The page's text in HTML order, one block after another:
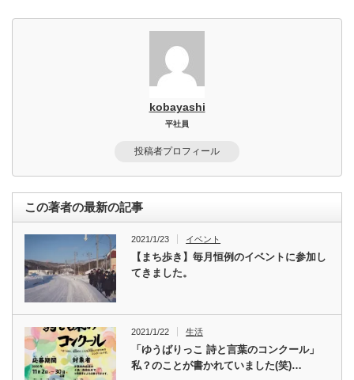
kobayashi
平社員
投稿者プロフィール
この著者の最新の記事
2021/1/23 イベント
【まち歩き】毎月恒例のイベントに参加し
てきました。
2021/1/22 生活
「ゆうばりっこ 詩と言葉のコンクール」
私？のことが書かれていました(笑)…